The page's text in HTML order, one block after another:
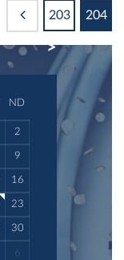
203 204
NEXT
ND
2
9
16
23
30
6